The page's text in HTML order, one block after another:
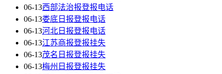
06-13西部法治报登报电话
06-13娄底日报登报电话
06-13河北日报登报电话
06-13江苏商报登报挂失
06-13茂名日报登报挂失
06-13梅州日报登报挂失